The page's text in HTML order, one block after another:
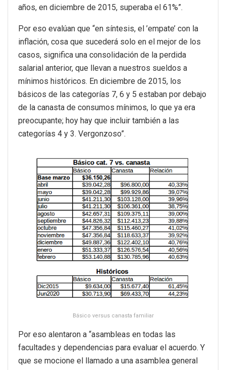
años, en diciembre de 2015, superaba el 61%”.
Por eso evalúan que “en síntesis, el ’empate’ con la
inflación, cosa que sucederá solo en el mejor de los
casos, significa una consolidación de la perdida
salarial anterior, que llevan a nuestros sueldos a
mínimos históricos. En diciembre de 2015, los
básicos de las categorías 7, 6 y 5 estaban por debajo
de la canasta de consumos mínimos, lo que ya era
preocupante; hoy hay que incluir también a las
categorías 4 y 3. Vergonzoso”.
Básico versus canasta familiar
Por eso alentaron a “asambleas en todas las
facultades y dependencias para evaluar el acuerdo. Y
que se mocione el llamado a una asamblea general